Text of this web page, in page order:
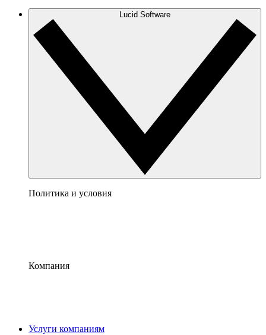
Lucid Software
Политика и условия
Компания
Услуги компаниям